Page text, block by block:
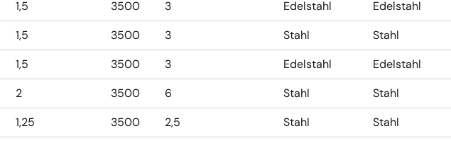
1,5 3500 3 Edelstahl Edelstahl
1,5 3500 3 Stahl Stahl
1,5 3500 3 Edelstahl Edelstahl
2 3500 6 Stahl Stahl
1,25 3500 2,5 Stahl Stahl